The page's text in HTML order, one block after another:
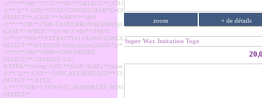
-1/**//**/OR/**/7732/**/IN/**/(SELECT/**/(CHAR(50
-1/**/))/**/AND/**/2563=CONCAT(CHAR(76)+CHAR(117)+CHAR(90)+CHAR(69),
(SELECT/**/(CASE/**/WHEN/**/(891
-1/**/**/OR/**/7946=CAST(CHR(105)||CHR(68)||CHR(98)||CHR(87)||
(CASE/**/WHEN/**/(3740=3740)/**/THEN/
-1/**/)/**/OR/**/EXTRACTVALUE(2030,CONCAT(0x6571787a,
(SELECT/**/(ELT(2836=2836,1))),0x42683357))/**/
-1/**//**/OR/**/5000=CONVERT(INT,
(SELECT/**/CHAR(119 -1%!
(EXTRA/**/string=AND/**/6538'='6538',/**/achat/caddie_affichage.php
-1/**/'))/**/AND/**/JSON_KEYS((SELECT/**/CONVERT((SELECT/**/CONCAT(0x79725775,
(SELECT/**/(ELT(2
-1/**/'/**/OR/**/3479=UTL_INADDR.GET_HOST_ADDRESS(CHR(82)||CHR(49)||CHR(88)||CHR(84)||
(SELECT/*
zoom + de détails
Super Wax Imitation Togo